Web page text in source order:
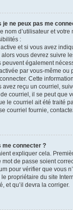
ne peux pas me
nom d’utilisateur et votre
:
et si vous avez
alors vous devrez suivre
peuvent également
par vous-même ou
Cette
avez reçu un courriel,
courriel, il se peut que
le courriel ait été traité
courriel fournie,
me connecter ?
expliquer cela.
mot de passe soient
pour vérifier que vous
propriétaire du site
et qu’il devra la corriger.